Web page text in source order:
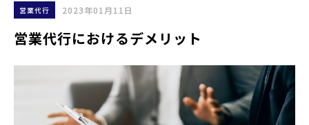
営業代行 2023年01月11日
営業代行におけるデメリット